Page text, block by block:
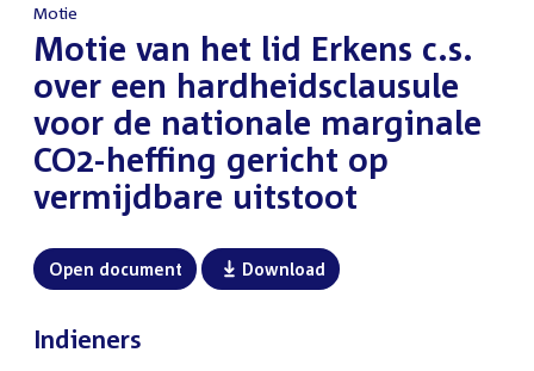
Motie
:Motie van het lid Erkens c.s.
over een hardheidsclausule
voor de nationale marginale
CO2-heffing gericht op
vermijdbare uitstoot
Open document Download
Indieners